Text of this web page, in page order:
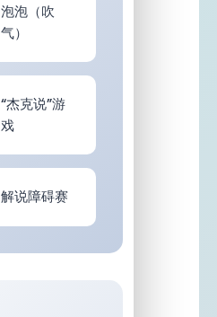
泡泡（吹
气）
“杰克说”游
戏
解说障碍赛